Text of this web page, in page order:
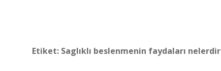
Etiket: Saglıklı beslenmenin faydaları nelerdir